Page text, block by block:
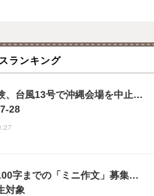
ランキング
、台風13号で沖縄会場を中止…
28
字までの「ミニ作文」募集…
対象